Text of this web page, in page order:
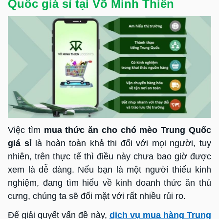
Quốc giá sỉ tại Võ Minh Thiên
Việc tìm mua thức ăn cho chó mèo Trung Quốc
giá sỉ là hoàn toàn khả thi đối với mọi người, tuy
nhiên, trên thực tế thì điều này chưa bao giờ được
xem là dễ dàng. Nếu bạn là một người thiếu kinh
nghiệm, đang tìm hiểu về kinh doanh thức ăn thú
cưng, chúng ta sẽ đối mặt với rất nhiều rủi ro.
Để giải quyết vấn đề này, dịch vụ mua hàng Trung